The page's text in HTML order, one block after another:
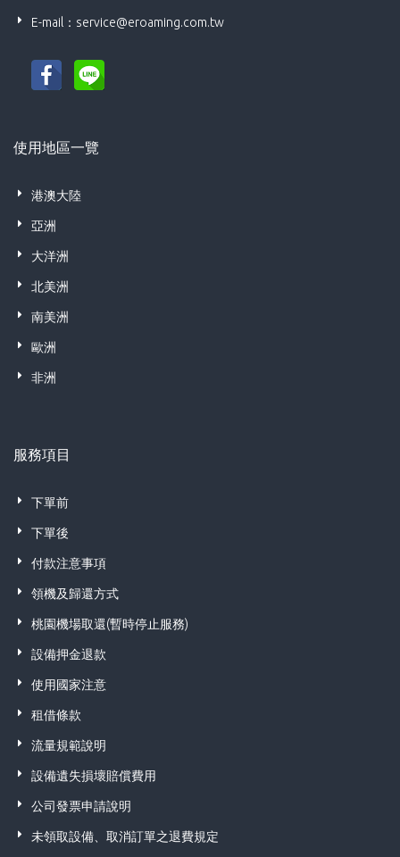
E-mail： service@eroaming.com.tw
使用地區一覽
港澳大陸
亞洲
大洋洲
北美洲
南美洲
歐洲
非洲
服務項目
下單前
下單後
付款注意事項
領機及歸還方式
桃園機場取還(暫時停止服務)
設備押金退款
使用國家注意
租借條款
流量規範說明
設備遺失損壞賠償費用
公司發票申請說明
未領取設備、取消訂單之退費規定